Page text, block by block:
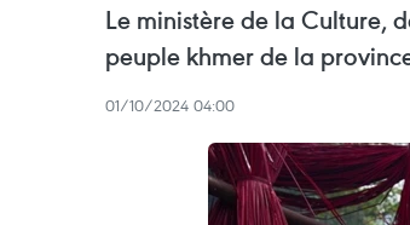
Le ministère de la Culture,
peuple khmer de la
01/10/2024 04:00